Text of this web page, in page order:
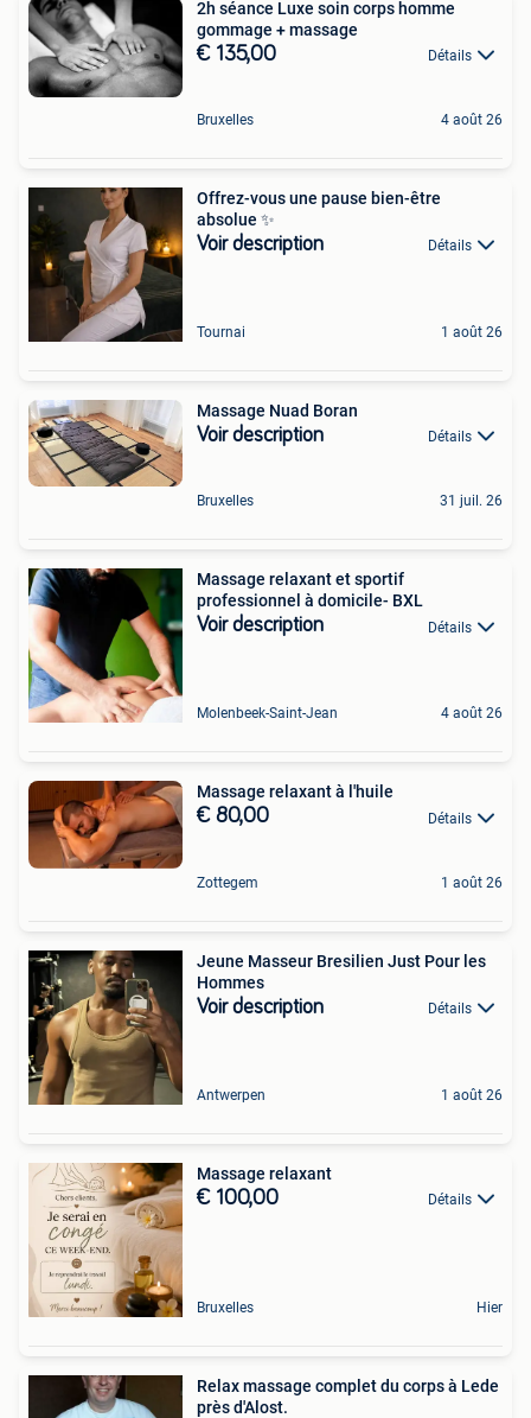
2h séance Luxe soin corps homme
gommage + massage
€ 135,00 Détails
Bruxelles 4 août 26
Offrez-vous une pause bien-être
absolue ✨
Voir description Détails
Tournai 1 août 26
Massage Nuad Boran
Voir description Détails
Bruxelles 31 juil. 26
Massage relaxant et sportif
professionnel à domicile- BXL
Voir description Détails
Molenbeek-Saint-Jean 4 août 26
Massage relaxant à l'huile
€ 80,00 Détails
Zottegem 1 août 26
Jeune Masseur Bresilien Just Pour les
Hommes
Voir description Détails
Antwerpen 1 août 26
Massage relaxant
€ 100,00 Détails
Bruxelles Hier
Relax massage complet du corps à Lede
près d'Alost.